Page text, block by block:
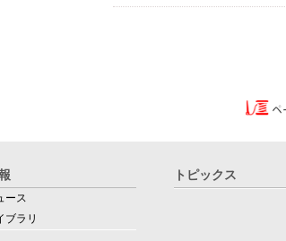
ース
ブラリ
トピックス